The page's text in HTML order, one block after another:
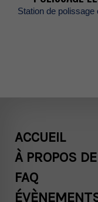
ACCUEIL
FAQ